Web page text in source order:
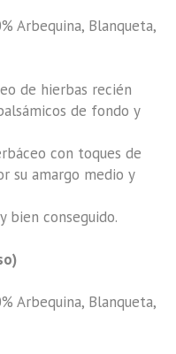
Arbequina, Blanqueta,
de hierbas recién
de fondo y
con toques de
su amargo medio y
bien conseguido.
Arbequina, Blanqueta,